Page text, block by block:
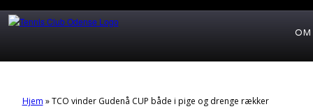
OM
Hjem »TCO vinder Gudenå CUP både i pige og drenge rækker